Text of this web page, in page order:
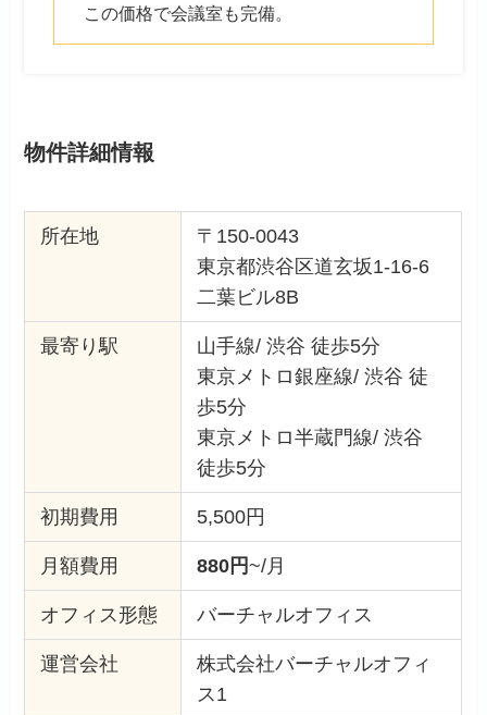
この価格で会議室も完備。
物件詳細情報
所在地
〒150-0043
東京都渋谷区道玄坂1-16-6
二葉ビル8B
最寄り駅
山手線/ 渋谷 徒歩5分
東京メトロ銀座線/ 渋谷 徒
歩5分
東京メトロ半蔵門線/ 渋谷
徒歩5分
初期費用 5,500円
月額費用 880円~/月
オフィス形態 バーチャルオフィス
運営会社
株式会社バーチャルオフィ
ス1